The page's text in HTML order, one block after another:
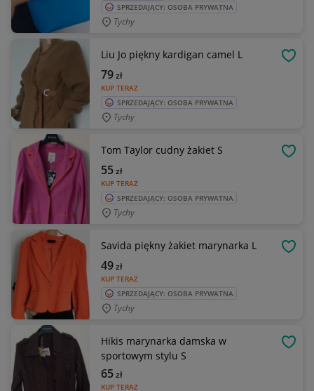
SPRZEDAJĄCY: OSOBA PRYWATNA
Tychy
Liu Jo piękny kardigan camel L
KUP TERAZ
79zł
SPRZEDAJĄCY: OSOBA PRYWATNA
Tychy
Tom Taylor cudny żakiet S
KUP TERAZ
55zł
SPRZEDAJĄCY: OSOBA PRYWATNA
Tychy
Savida piękny żakiet marynarka L
KUP TERAZ
49zł
SPRZEDAJĄCY: OSOBA PRYWATNA
Tychy
Hikis marynarka damska w
sportowym stylu S
KUP TERAZ
65zł